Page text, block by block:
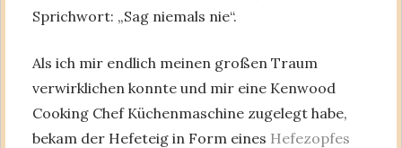
Sprichwort: „Sag niemals nie“.
Als ich mir endlich meinen großen Traum
verwirklichen konnte und mir eine Kenwood
Cooking Chef Küchenmaschine zugelegt habe,
bekam der Hefeteig in Form eines Hefezopfes